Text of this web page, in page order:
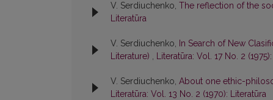
V. Serdiuchenko, The reflection of the
Literatūra
V. Serdiuchenko, In Search of New
Literature) , Literatūra: Vol. 17 No. 2
V. Serdiuchenko, About one ethic-
Literatūra: Vol. 13 No. 2 (1970): Literatūra